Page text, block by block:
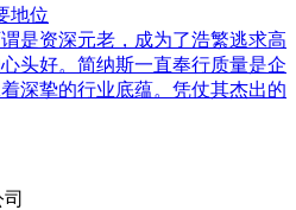
地位
是资深元老，成为了浩繁逃求高
头好。简纳斯一直奉行质量是企
深挚的行业底蕴。凭仗其杰出的